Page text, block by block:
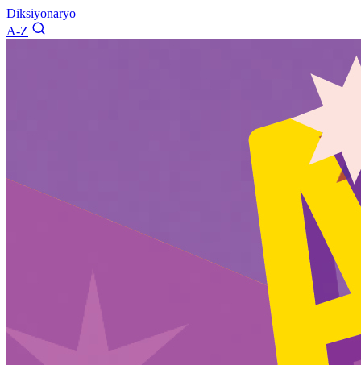
Diksiyonaryo
A-Z